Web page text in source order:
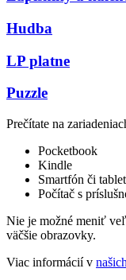
Hudba
LP platne
Puzzle
Prečítate na
Pocketbook
Kindle
Smartfón či
Počítač s
Nie je možné meniť
väčšie obrazovky.
Viac informácií v